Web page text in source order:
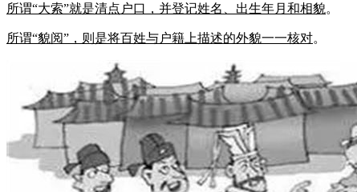
所谓“大索”就是清点户口，并登记姓名、出生年月和相貌。
所谓“貌阅”，则是将百姓与户籍上描述的外貌一一核对。